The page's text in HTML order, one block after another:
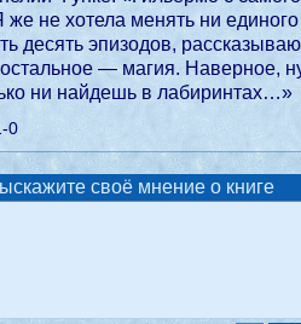
же не хотела менять ни
десять эпизодов,
— магия. Наверное,
ни найдешь в лабиринтах…»
0
своё мнение о книге